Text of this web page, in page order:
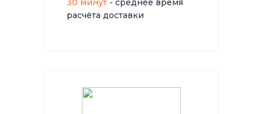
30 минут - среднее время
расчёта доставки